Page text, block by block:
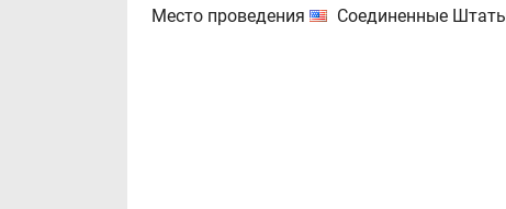
Место проведения
Соединенные